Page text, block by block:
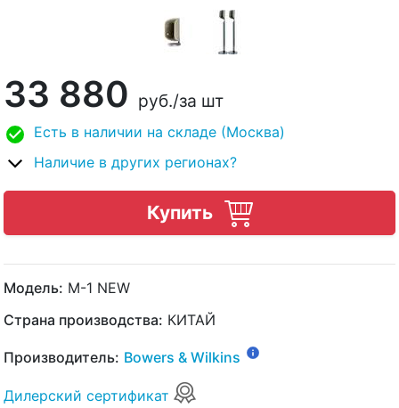
33 880 руб./за шт
Есть в наличии на складе (Москва)
Наличие в других регионах?
Купить
Модель: M-1 NEW
Страна производства: КИТАЙ
Производитель: Bowers & Wilkins
Дилерский сертификат